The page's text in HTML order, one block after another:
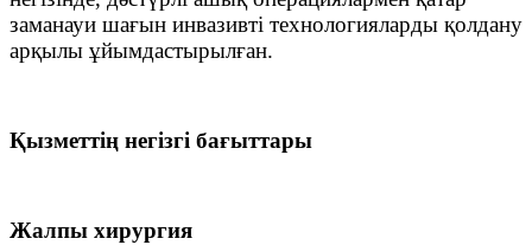
заманауи шағын инвазивті технологияларды қолдану
арқылы ұйымдастырылған.
Қызметтің негізгі бағыттары
Жалпы хирургия